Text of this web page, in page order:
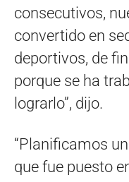
consecutivos,
convertido en
deportivos, de
porque se ha
lograrlo”, dijo.
“Planificamos
que fue puesto